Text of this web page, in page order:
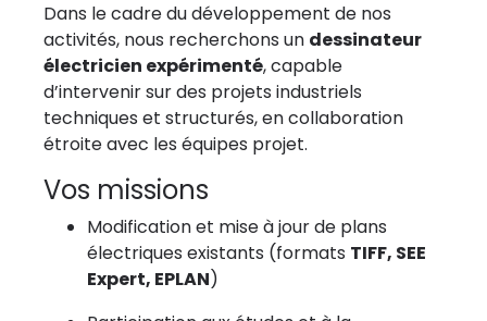
Dans le cadre du développement de nos
activités, nous recherchons un dessinateur
électricien expérimenté, capable
d’intervenir sur des projets industriels
techniques et structurés, en collaboration
étroite avec les équipes projet.
Vos missions
Modification et mise à jour de plans
électriques existants (formats TIFF, SEE
Expert, EPLAN)